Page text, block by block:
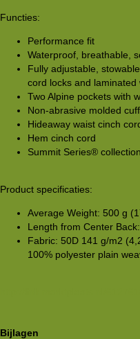
Functies:
Performance fit
Waterproof, breathable,
Fully adjustable,
cord locks and laminated
Two Alpine pockets with
Non-abrasive molded
Hideaway waist cinch
Hem cinch cord
Summit Series® collection
Product specificaties:
Average Weight: 500 g
Length from Center
Fabric: 50D 141 g/m2
100% polyester plain
Bijlagen